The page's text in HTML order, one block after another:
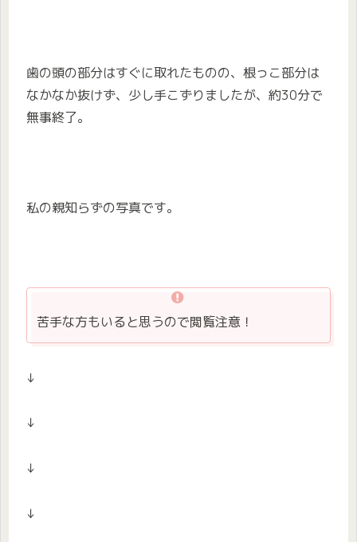
歯の頭の部分はすぐに取れたものの、根っこ部分は
なかなか抜けず、少し手こずりましたが、約30分で
無事終了。
私の親知らずの写真です。
苦手な方もいると思うので閲覧注意！
↓
↓
↓
↓